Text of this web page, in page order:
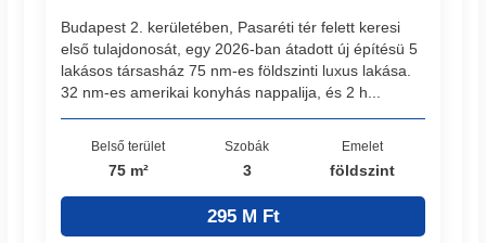
Budapest 2. kerületében, Pasaréti tér felett keresi
első tulajdonosát, egy 2026-ban átadott új építésü 5
lakásos társasház 75 nm-es földszinti luxus lakása.
32 nm-es amerikai konyhás nappalija, és 2 h...
Belső terület
75 m²
Szobák
3
Emelet
földszint
295 M Ft